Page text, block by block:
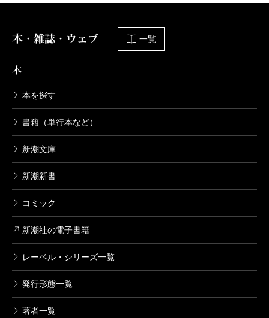
本・雑誌・ウェブ 一覧
本
本を探す
書籍（単行本など）
新潮文庫
新潮新書
コミック
新潮社の電子書籍
レーベル・シリーズ一覧
発行形態一覧
著者一覧